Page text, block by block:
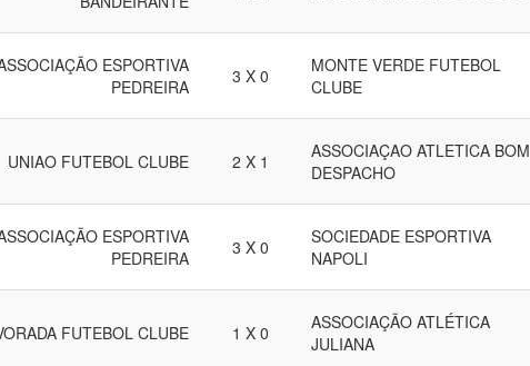
ESPORTIVA
PEDREIRA
3 X 0
MONTE VERDE FUTEBOL
CLUBE
UNIAO FUTEBOL CLUBE 2 X 1
ASSOCIAÇAO ATLETICA BOM
DESPACHO
ESPORTIVA
PEDREIRA
3 X 0
SOCIEDADE ESPORTIVA
NAPOLI
FUTEBOL CLUBE 1 X 0
ASSOCIAÇÃO ATLÉTICA
JULIANA